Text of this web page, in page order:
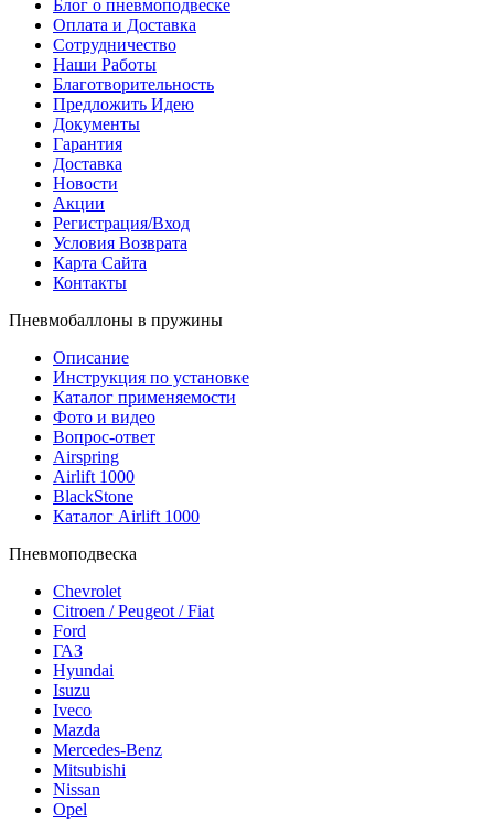
Блог о пневмоподвеске
Оплата и Доставка
Сотрудничество
Наши Работы
Благотворительность
Предложить Идею
Документы
Гарантия
Доставка
Новости
Акции
Регистрация/Вход
Условия Возврата
Карта Сайта
Контакты
Пневмобаллоны в пружины
Описание
Инструкция по установке
Каталог применяемости
Фото и видео
Вопрос-ответ
Airspring
Airlift 1000
BlackStone
Каталог Airlift 1000
Пневмоподвеска
Chevrolet
Citroen / Peugeot / Fiat
Ford
ГАЗ
Hyundai
Isuzu
Iveco
Mazda
Mercedes-Benz
Mitsubishi
Nissan
Opel